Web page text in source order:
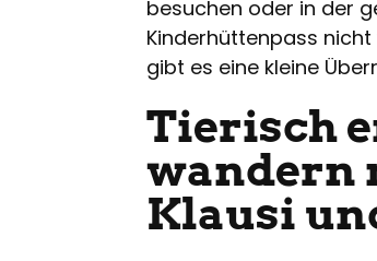
besuchen oder in der
Kinderhüttenpass
gibt es eine kleine
Tierisch
wandern
Klausi